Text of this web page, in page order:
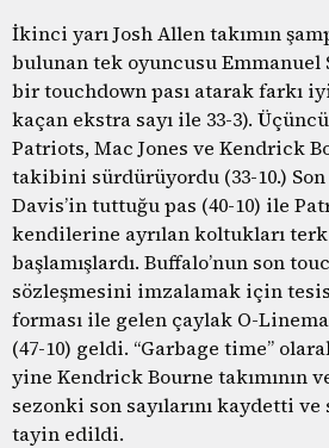
İkinci yarı Josh Allen takımın
bulunan tek oyuncusu Emmanuel
bir touchdown pası atarak farkı
kaçan ekstra sayı ile 33-3).
Patriots, Mac Jones ve Kendrick
takibini sürdürüyordu (33-10.)
Davis’in tuttuğu pas (40-10) ile
kendilerine ayrılan koltukları
başlamışlardı. Buffalo’nun son
sözleşmesini imzalamak için
forması ile gelen çaylak O-
(47-10) geldi. “Garbage time”
yine Kendrick Bourne takımının
sezonki son sayılarını kaydetti ve
tayin edildi.